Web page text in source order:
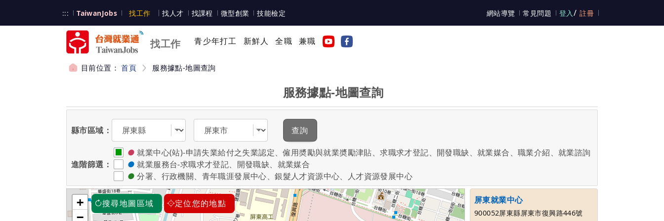
::: TaiwanJobs 台灣就業通
找工作 台灣就業通
找人才 找課程 微型創業 技能檢定 網站導覽 常見問題 登入 / 註冊
找工作 青少年打工 新鮮人 全職 兼職
目前位置：首頁 服務據點-地圖查詢
服務據點-地圖查詢
縣市區域：
選擇縣市
選擇區域
查詢
進階篩選：
● 就業中心(站)-申請失業給付之失業認定、僱用奬勵與就業奬勵津貼、求職求才登記、開發職缺、就業媒合、職業介紹、就業諮詢
● 就業服務台-求職求才登記、開發職缺、就業媒合
● 分署、行政機關、青年職涯發展中心、銀髮人才資源中心、人才資源發展中心
搜尋地圖區域 定位您的地點
+
−
屏東就業中心
900052屏東縣屏東市復興路446號